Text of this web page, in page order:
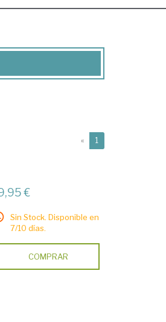
« 1
€
Sin Stock. Disponible en
7/10 días.
COMPRAR